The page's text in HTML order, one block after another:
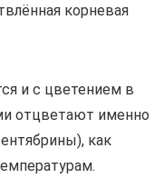
корневая
и с цветением в
отцветают именно
как